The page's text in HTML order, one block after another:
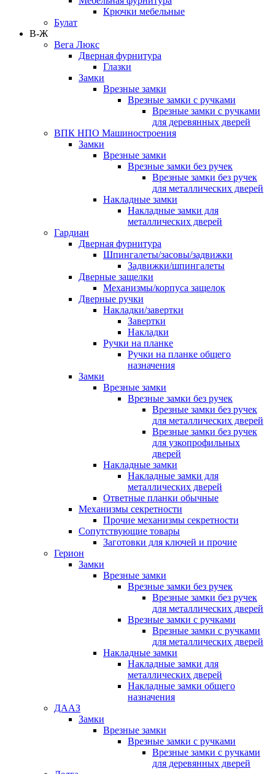
Крючки мебельные
Булат
В-Ж
Вега Люкс
Дверная фурнитура
Глазки
Замки
Врезные замки
Врезные замки с ручками
Врезные замки с ручками
для деревянных дверей
ВПК НПО Машиностроения
Замки
Врезные замки
Врезные замки без ручек
Врезные замки без ручек
для металлических дверей
Накладные замки
Накладные замки для
металлических дверей
Гардиан
Дверная фурнитура
Шпингалеты/засовы/задвижки
Задвижки/шпингалеты
Дверные защелки
Механизмы/корпуса защелок
Дверные ручки
Накладки/завертки
Завертки
Накладки
Ручки на планке
Ручки на планке общего
назначения
Замки
Врезные замки
Врезные замки без ручек
Врезные замки без ручек
для металлических дверей
Врезные замки без ручек
для узкопрофильных
дверей
Накладные замки
Накладные замки для
металлических дверей
Ответные планки обычные
Механизмы секретности
Прочие механизмы секретности
Сопутствующие товары
Заготовки для ключей и прочие
Герион
Замки
Врезные замки
Врезные замки без ручек
Врезные замки без ручек
для металлических дверей
Врезные замки с ручками
Врезные замки с ручками
для металлических дверей
Накладные замки
Накладные замки для
металлических дверей
Накладные замки общего
назначения
ДААЗ
Замки
Врезные замки
Врезные замки с ручками
Врезные замки с ручками
для деревянных дверей